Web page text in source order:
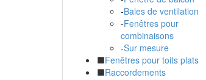
-Baies de ventilation
-Fenêtres pour
combinaisons
-Sur mesure
Fenêtres pour toits plats
Raccordements